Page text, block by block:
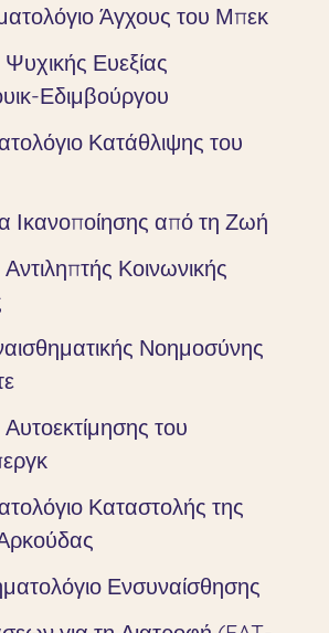
Άγχους του Μπεκ
Ευεξίας
Εδιμβούργου
Κατάθλιψης του
Ικανοποίησης από τη Ζωή
Κοινωνικής
Νοημοσύνης
του
Καταστολής της
Ενσυναίσθησης